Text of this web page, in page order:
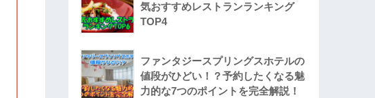
気おすすめレストランランキング
TOP4
ファンタジースプリングスホテルの
値段がひどい！？予約したくなる魅
力的な7つのポイントを完全解説！